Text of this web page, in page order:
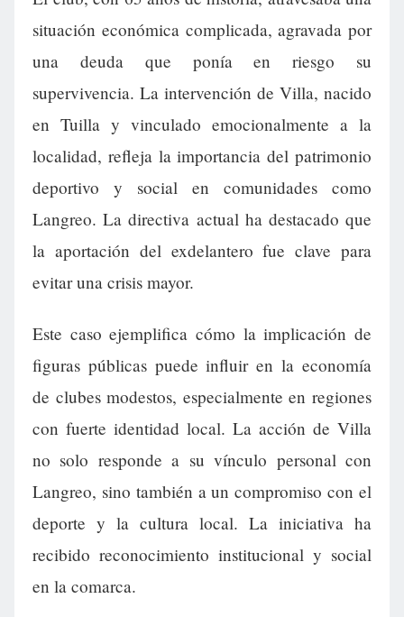
situación económica complicada, agravada por
una deuda que ponía en riesgo su
supervivencia. La intervención de Villa, nacido
en Tuilla y vinculado emocionalmente a la
localidad, refleja la importancia del patrimonio
deportivo y social en comunidades como
Langreo. La directiva actual ha destacado que
la aportación del exdelantero fue clave para
evitar una crisis mayor.
Este caso ejemplifica cómo la implicación de
figuras públicas puede influir en la economía
de clubes modestos, especialmente en regiones
con fuerte identidad local. La acción de Villa
no solo responde a su vínculo personal con
Langreo, sino también a un compromiso con el
deporte y la cultura local. La iniciativa ha
recibido reconocimiento institucional y social
en la comarca.